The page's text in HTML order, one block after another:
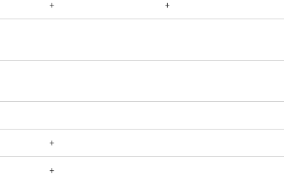
+ +
+
+